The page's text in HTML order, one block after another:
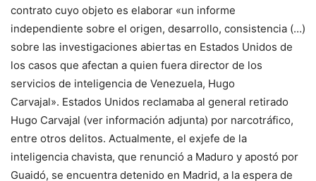
contrato cuyo objeto es elaborar «un informe
independiente sobre el origen, desarrollo, consistencia (…)
sobre las investigaciones abiertas en Estados Unidos de
los casos que afectan a quien fuera director de los
servicios de inteligencia de Venezuela, Hugo
Carvajal». Estados Unidos reclamaba al general retirado
Hugo Carvajal (ver información adjunta) por narcotráfico,
entre otros delitos. Actualmente, el exjefe de la
inteligencia chavista, que renunció a Maduro y apostó por
Guaidó, se encuentra detenido en Madrid, a la espera de